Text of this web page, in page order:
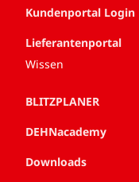
Kundenportal Login
Lieferantenportal
Wissen
BLITZPLANER
DEHNacademy
Downloads